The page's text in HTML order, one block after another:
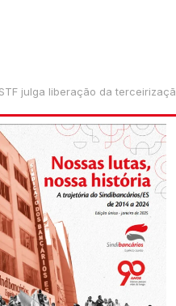
STF julga liberação da